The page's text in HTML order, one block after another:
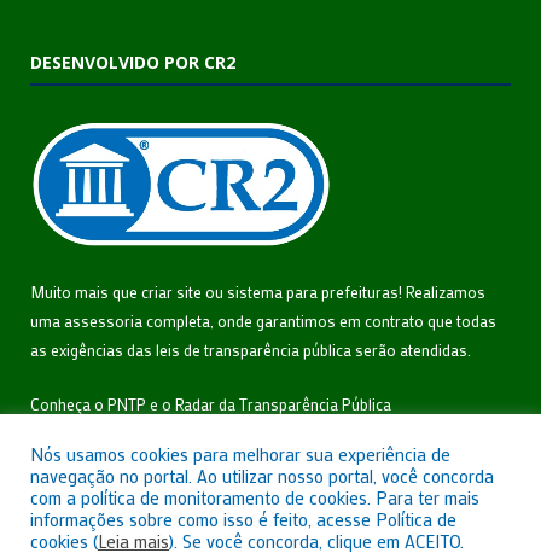
DESENVOLVIDO POR CR2
Muito mais que criar site ou sistema para prefeituras! Realizamos
uma assessoria completa, onde garantimos em contrato que todas
as exigências das leis de transparência pública serão atendidas.
Conheça o PNTP e o Radar da Transparência Pública
Todos os direitos reservados a Câmara Municipal de São João do
Nós usamos cookies para melhorar sua experiência de
navegação no portal. Ao utilizar nosso portal, você concorda
com a política de monitoramento de cookies. Para ter mais
informações sobre como isso é feito, acesse Política de
cookies (Leia mais). Se você concorda, clique em ACEITO.